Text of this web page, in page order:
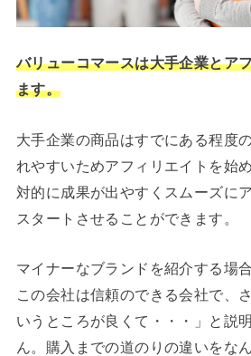
バリューコマースは大手企業とア
ます。
大手企業の商品はすでにある程度
れやすいためアフィリエイトを始
対的に成果が出やすくスムーズに
スタートさせることができます。
マイナーなブランドを紹介する場
この会社は信頼のできる会社で、
いうところが良くて・・・」と説
ん。購入までの道のりの違いをな